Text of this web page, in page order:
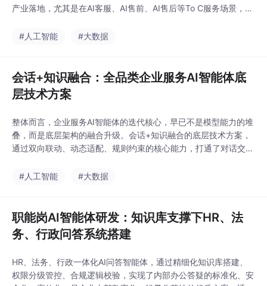
产业落地，尤其是在AI客服、AI售前、AI售后等To C服务场景，能
发者次接触AI智能体开发时，往往会陷入“先选大模型再堆功能”的
#人工智能 #大数据
会话+知识融合：全品类企业服务AI智能体底
层技术方案
整体而言，企业服务AI智能体的迭代核心，早已不是模型能力的堆
叠，而是底层架构的融合升级。会话+知识融合的底层技术方案，
通过双向联动、动态适配、规则约束的核心能力，打通了对话交互
准专业的业务答疑能力，是当前全品类企业服务AI智能体规模化落
#人工智能 #大数据
职能岗AI智能体研发：知识库支撑下HR、法
务、行政问答系统搭建
HR、法务、行政一体化AI问答智能体，通过精细化知识库搭建、
权限分级管控、合规逻辑校验，实现了内部办公答疑的标准化、安